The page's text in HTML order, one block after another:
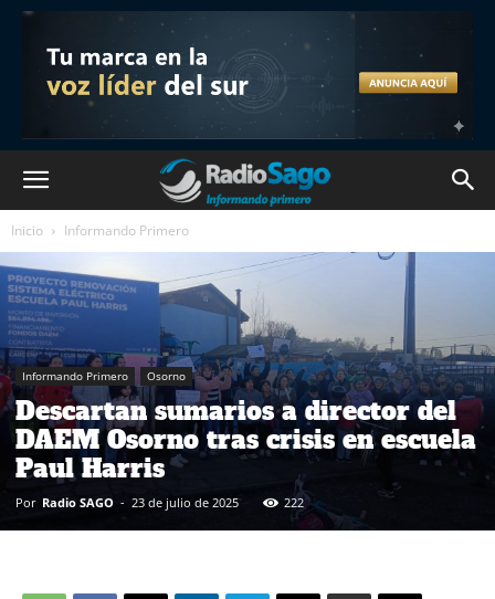
Inicio Informando Primero
Informando Primero Osorno
Descartan sumarios a director del
DAEM Osorno tras crisis en escuela
Paul Harris
Por Radio SAGO - 23 de julio de 2025 222